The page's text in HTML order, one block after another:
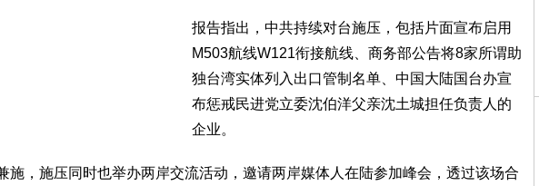
报告指出，中共持续对台施压，包括片面宣布启用
M503航线W121衔接航线、商务部公告将8家所谓助
独台湾实体列入出口管制名单、中国大陆国台办宣
布惩戒民进党立委沈伯洋父亲沈土城担任负责人的
企业。
施，施压同时也举办两岸交流活动，邀请两岸媒体人在陆参加峰会，透过该场合